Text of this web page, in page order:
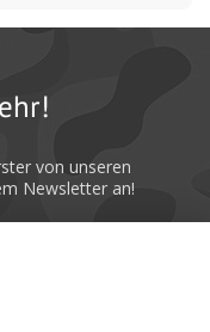
von unseren
Newsletter an!